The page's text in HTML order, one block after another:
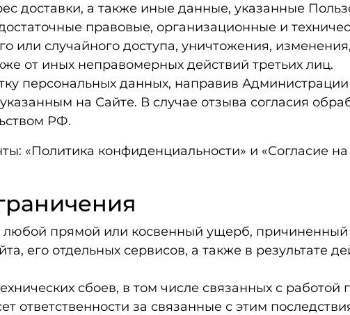
доставки, а также иные данные, указанные
правовые, организационные и
или случайного доступа, уничтожения,
от иных неправомерных действий третьих лиц.
персональных данных, направив
на Сайте. В случае отзыва согласия
РФ.
«Политика конфиденциальности» и «Согласие
любой прямой или косвенный ущерб, причиненный
его отдельных сервисов, а также в результате
сбоев, в том числе связанных с работой
ответственности за связанные с этим